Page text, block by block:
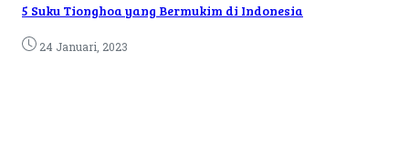
5 Suku Tionghoa yang Bermukim di Indonesia
24 Januari, 2023